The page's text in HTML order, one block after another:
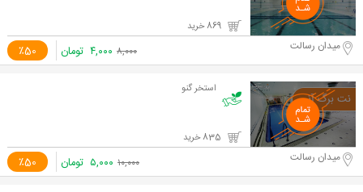
٪50 میدان رسالت ۸,۰۰۰ ۴,۰۰۰ تومان
استخر گنو
٪50 میدان رسالت ۱۰,۰۰۰ ۵,۰۰۰ تومان